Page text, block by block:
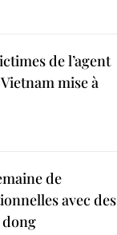
de l’agent
mise à
de
avec des